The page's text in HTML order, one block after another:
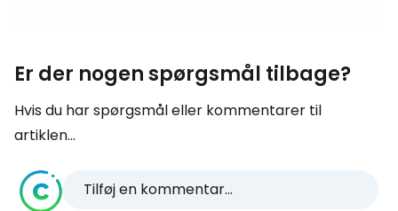
Er der nogen spørgsmål tilbage?
Hvis du har spørgsmål eller kommentarer til
artiklen...
Tilføj en kommentar...